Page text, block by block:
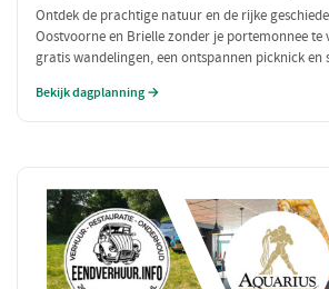
Ontdek de prachtige natuur en de rijke
Oostvoorne en Brielle zonder je portemonnee te
gratis wandelingen, een ontspannen picknick en
Bekijk dagplanning →